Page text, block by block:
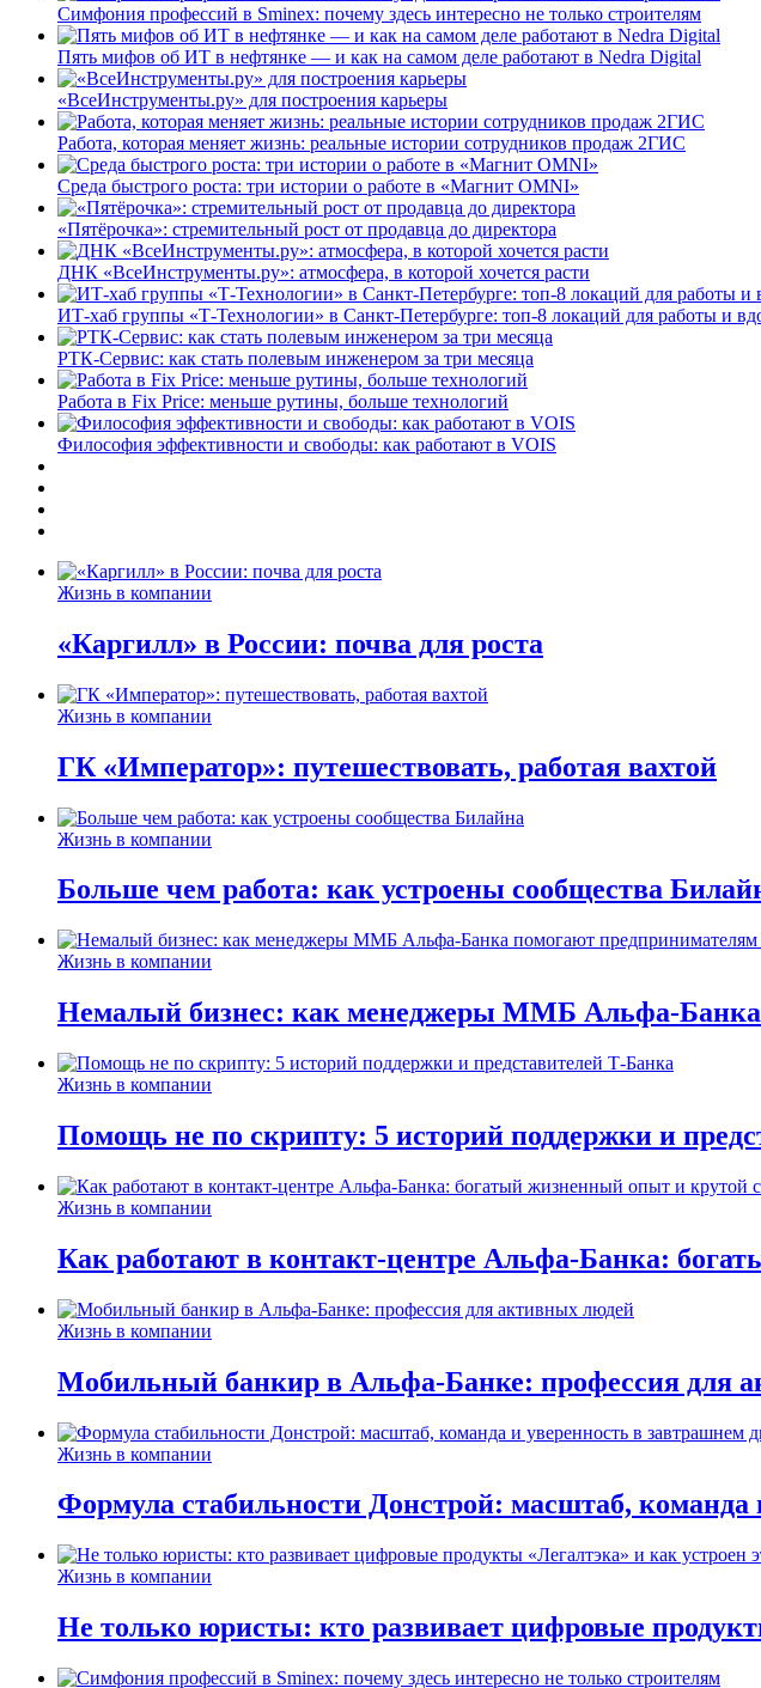
Симфония профессий в Sminex: почему здесь интересно не только строителям
Пять мифов об ИТ в нефтянке — и как на самом деле работают в Nedra Digital
«ВсеИнструменты.ру» для построения карьеры
Работа, которая меняет жизнь: реальные истории сотрудников продаж 2ГИС
Среда быстрого роста: три истории о работе в «Магнит OMNI»
«Пятёрочка»: стремительный рост от продавца до директора
ДНК «ВсеИнструменты.ру»: атмосфера, в которой хочется расти
ИТ-хаб группы «Т-Технологии» в Санкт-Петербурге: топ-8 локаций для работы и
РТК-Сервис: как стать полевым инженером за три месяца
Работа в Fix Price: меньше рутины, больше технологий
Философия эффективности и свободы: как работают в VOIS
Жизнь в компании
«Каргилл» в России: почва для роста
Жизнь в компании
ГК «Император»: путешествовать, работая вахтой
Жизнь в компании
Больше чем работа: как устроены сообщества
Жизнь в компании
Немалый бизнес: как менеджеры ММБ Альфа-Банка
Жизнь в компании
Помощь не по скрипту: 5 историй поддержки и
Жизнь в компании
Как работают в контакт-центре Альфа-Банка:
Жизнь в компании
Мобильный банкир в Альфа-Банке: профессия для
Жизнь в компании
Формула стабильности Донстрой: масштаб, команда
Жизнь в компании
Не только юристы: кто развивает цифровые